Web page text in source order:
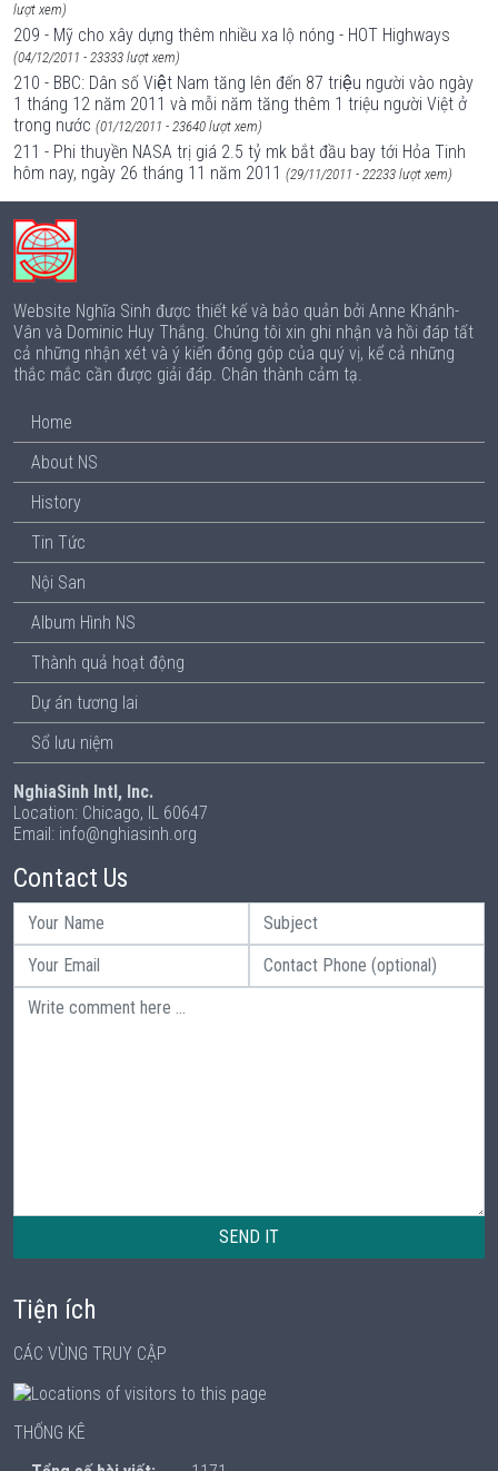
lượt xem)
209 - Mỹ cho xây dựng thêm nhiều xa lộ nóng - HOT Highways
(04/12/2011 - 23333 lượt xem)
210 - BBC: Dân số Việt Nam tăng lên đến 87 triệu người vào ngày
1 tháng 12 năm 2011 và mỗi năm tăng thêm 1 triệu người Việt ở
trong nước (01/12/2011 - 23640 lượt xem)
211 - Phi thuyền NASA trị giá 2.5 tỷ mk bắt đầu bay tới Hỏa Tinh
hôm nay, ngày 26 tháng 11 năm 2011 (29/11/2011 - 22233 lượt xem)
Website Nghĩa Sinh được thiết kế và bảo quản bởi Anne Khánh-
Vân và Dominic Huy Thắng. Chúng tôi xin ghi nhận và hồi đáp tất
cả những nhận xét và ý kiến đóng góp của quý vị, kể cả những
thắc mắc cần được giải đáp. Chân thành cảm tạ.
Home
About NS
History
Tin Tức
Nội San
Album Hình NS
Thành quả hoạt động
Dự án tương lai
Sổ lưu niệm
NghiaSinh Intl, Inc.
Location: Chicago, IL 60647
Email: info@nghiasinh.org
Contact Us
SEND IT
Tiện ích
CÁC VÙNG TRUY CẬP
THỐNG KÊ